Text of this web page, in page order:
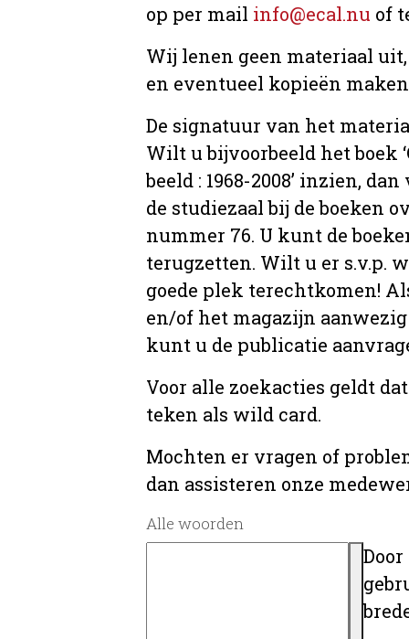
op per mail info@ecal.nu of
Wij lenen geen materiaal
en eventueel kopieën
De signatuur van het
Wilt u bijvoorbeeld het boek
beeld : 1968-2008’ inzien,
de studiezaal bij de boeken
nummer 76. U kunt de
terugzetten. Wilt u er s.v.p.
goede plek terechtkomen!
en/of het magazijn
kunt u de publicatie
Voor alle zoekacties geldt
teken als wild card.
Mochten er vragen of
dan assisteren onze
Alle woorden